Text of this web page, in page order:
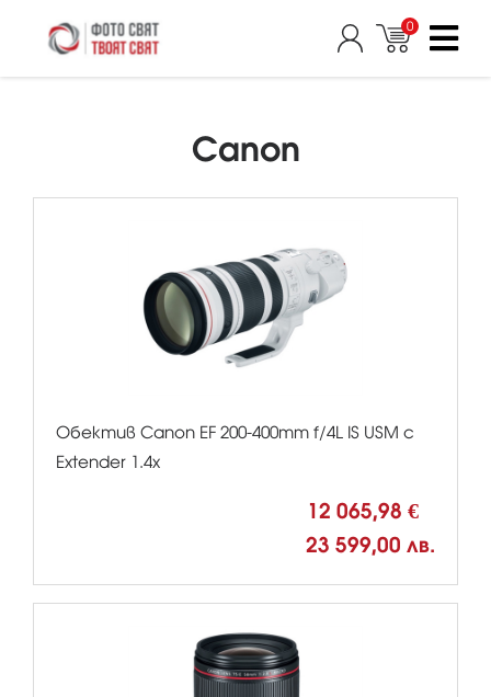
0
Canon
Обектив Canon EF 200-400mm f/4L IS USM с
Extender 1.4x
12 065,98 €
23 599,00 лв.